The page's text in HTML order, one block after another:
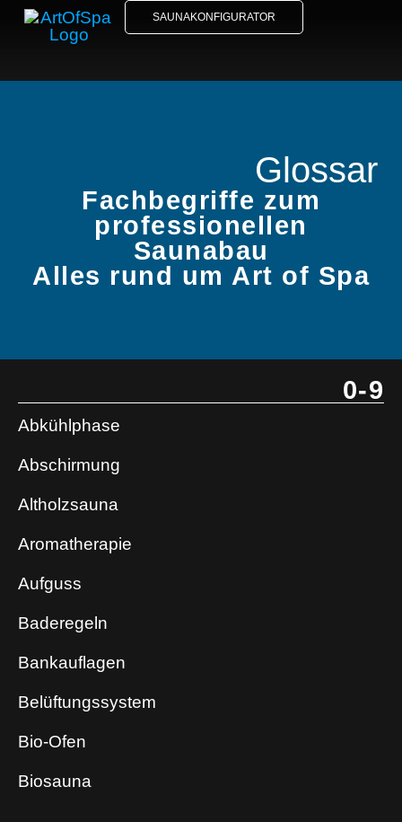
SAUNAKONFIGURATOR
Glossar
Fachbegriffe zum
professionellen
Saunabau
Alles rund um Art of Spa
0-9
Abkühlphase
Abschirmung
Altholzsauna
Aromatherapie
Aufguss
Baderegeln
Bankauflagen
Belüftungssystem
Bio-Ofen
Biosauna